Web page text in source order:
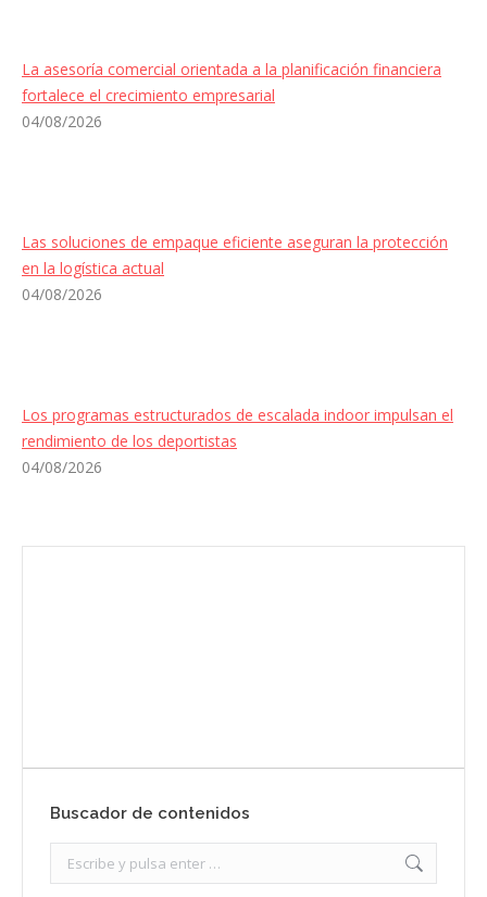
La asesoría comercial orientada a la planificación financiera
fortalece el crecimiento empresarial
04/08/2026
Las soluciones de empaque eficiente aseguran la protección
en la logística actual
04/08/2026
Los programas estructurados de escalada indoor impulsan el
rendimiento de los deportistas
04/08/2026
Buscador de contenidos